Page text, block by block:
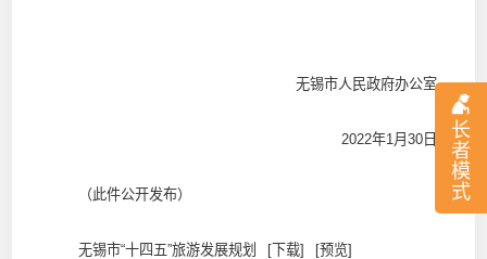
长
者
模
式
无锡市人民政府办公室
2022年1月30日
（此件公开发布）
无锡市“十四五”旅游发展规划 [下载] [预览]